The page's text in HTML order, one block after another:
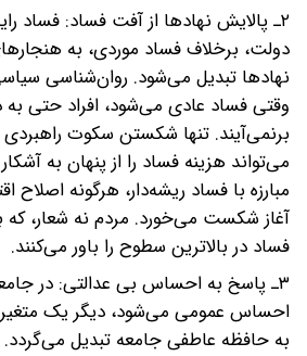
۲ـ پالایش نهادها از آفت فساد: فساد
دولت، برخلاف فساد موردی، به
نهادها تبدیل می‌شود. روان‌شناسی
وقتی فساد عادی می‌شود، افراد حتی به
برنمی‌آیند. تنها شکستن سکوت
می‌تواند هزینه فساد را از پنهان به
مبارزه با فساد ریشه‌دار، هرگونه اصلاح
آغاز شکست می‌خورد. مردم نه شعار، که
فساد در بالاترین سطوح را باور می‌کنند.
۳ـ پاسخ به احساس بی عدالتی: در
احساس عمومی می‌شود، دیگر یک
به حافظه عاطفی جامعه تبدیل